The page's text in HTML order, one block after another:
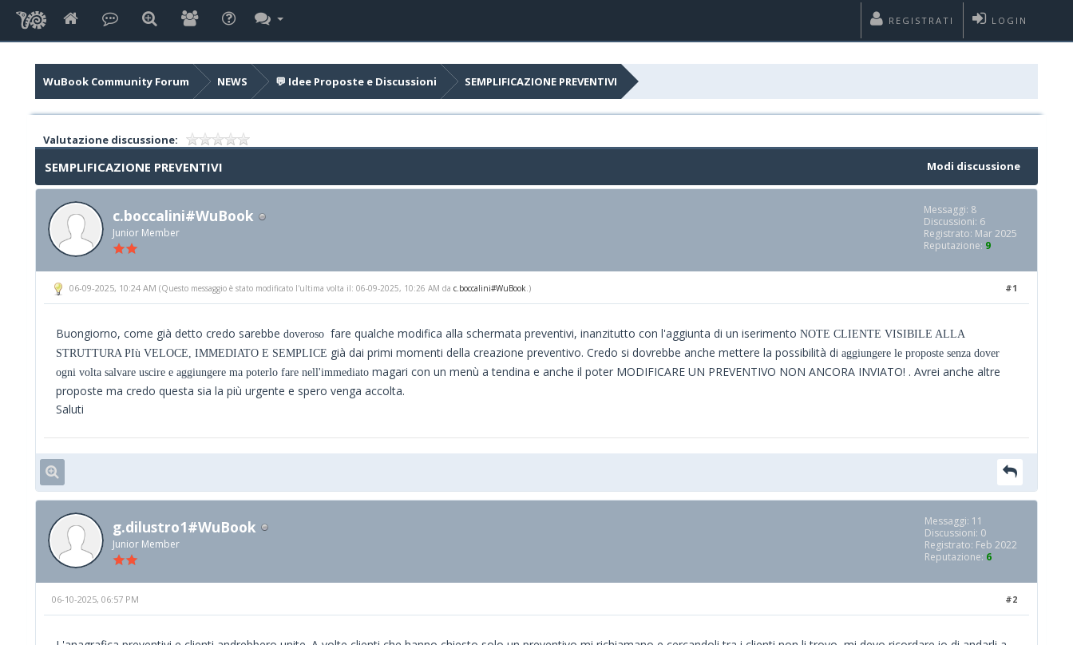
LOGIN
REGISTRATI
WuBook Community Forum NEWS 💬 Idee Proposte e Discussioni SEMPLIFICAZIONE PREVENTIVI
Valutazione discussione:
Modi discussione
SEMPLIFICAZIONE PREVENTIVI
c.boccalini#WuBook
Junior Member
Messaggi: 8
Discussioni: 6
Registrato: Mar 2025
Reputazione: 9
#1
06-09-2025, 10:24 AM (Questo messaggio è stato modificato l'ultima volta il: 06-09-2025, 10:26 AM da c.boccalini#WuBook .)
Buongiorno, come già detto credo sarebbe doveroso fare qualche modifica alla schermata preventivi, inanzitutto con l'aggiunta di un iserimento NOTE CLIENTE VISIBILE ALLA
STRUTTURA PIù VELOCE, IMMEDIATO E SEMPLICE già dai primi momenti della creazione preventivo. Credo si dovrebbe anche mettere la possibilità di aggiungere le proposte senza dover
ogni volta salvare uscire e aggiungere ma poterlo fare nell'immediato magari con un menù a tendina e anche il poter MODIFICARE UN PREVENTIVO NON ANCORA INVIATO! . Avrei anche altre
proposte ma credo questa sia la più urgente e spero venga accolta.
Saluti
g.dilustro1#WuBook
Junior Member
Messaggi: 11
Discussioni: 0
Registrato: Feb 2022
Reputazione: 6
#2
06-10-2025, 06:57 PM